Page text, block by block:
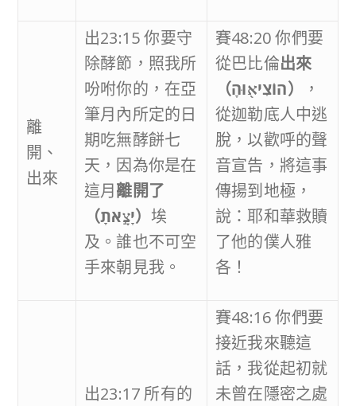
離
開、
出來
出23:15 你要守
除酵節，照我所
吩咐你的，在亞
筆月內所定的日
期吃無酵餅七
天，因為你是在
這月離開了
（יָצָ֣אתָ） 埃
及。誰也不可空
手來朝見我。
賽48:20 你們要
從巴比倫出來
（הוֹצִיא֖וּהָ）
，
從迦勒底人中逃
脫，以歡呼的聲
音宣告，將這事
傳揚到地極，
說：耶和華救贖
了他的僕人雅
各！
出23:17 所有的
賽48:16 你們要
接近我來聽這
話，我從起初就
未曾在隱密之處